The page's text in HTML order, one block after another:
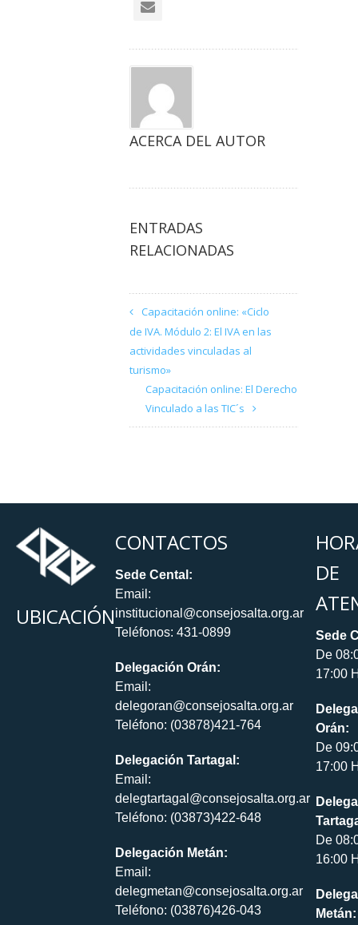
ACERCA DEL AUTOR
ENTRADAS
RELACIONADAS
Capacitación online: «Ciclo
de IVA. Módulo 2: El IVA en las
actividades vinculadas al
turismo»
Capacitación online: El Derecho
Vinculado a las TIC´s
UBICACIÓN
CONTACTOS
Sede Cental:
Email:
institucional@consejosalta.org.ar
Teléfonos: 431-0899
Delegación Orán:
Email:
delegoran@consejosalta.org.ar
Teléfono: (03878)421-764
Delegación Tartagal:
Email:
delegtartagal@consejosalta.org.ar
Teléfono: (03873)422-648
Delegación Metán:
Email:
delegmetan@consejosalta.org.ar
Teléfono: (03876)426-043
DE
Sede
De
17:00
Orán:
De
17:00
De
16:00
Metán: